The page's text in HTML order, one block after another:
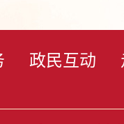
政民互动